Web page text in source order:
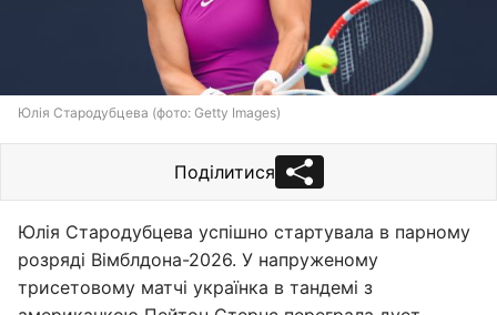
Юлія Стародубцева (фото: Getty Images)
Поділитися
Юлія Стародубцева успішно стартувала в парному
розряді Вімблдона-2026. У напруженому
трисетовому матчі українка в тандемі з